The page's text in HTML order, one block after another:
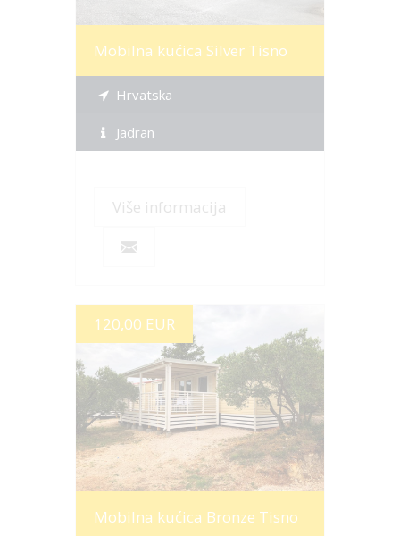
Mobilna kućica Silver Tisno
Hrvatska
Jadran
Više informacija
120,00 EUR
Više informacija
Mobilna kućica Bronze Tisno